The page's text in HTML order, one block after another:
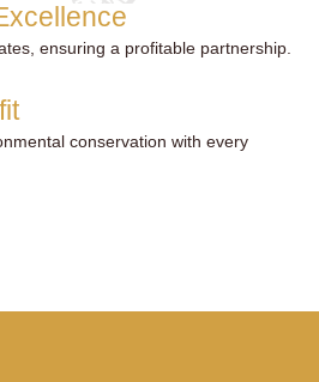
ensuring a profitable partnership.
conservation with every